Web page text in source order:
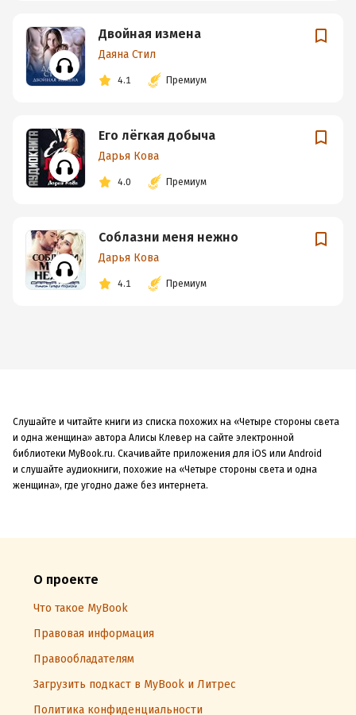
Двойная измена
Даяна Стил
4.1 Премиум
Его лёгкая добыча
Дарья Кова
4.0 Премиум
Соблазни меня нежно
Дарья Кова
4.1 Премиум
Слушайте и читайте книги из списка похожих на «Четыре стороны света
и одна женщина» автора Алисы Клевер на сайте электронной
библиотеки MyBook.ru. Скачивайте приложения для iOS или Android
и слушайте аудиокниги, похожие на «Четыре стороны света и одна
женщина», где угодно даже без интернета.
О проекте
Что такое MyBook
Правовая информация
Правообладателям
Загрузить подкаст в MyBook и Литрес
Политика конфиденциальности